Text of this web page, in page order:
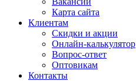
Карта сайта
Клиентам
Скидки и акции
Онлайн-калькулятор
Вопрос-ответ
Оптовикам
Контакты